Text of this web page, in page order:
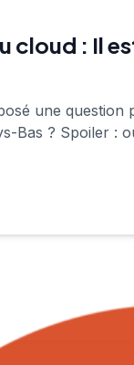
cloud : Il
une question
Bas ? Spoiler :